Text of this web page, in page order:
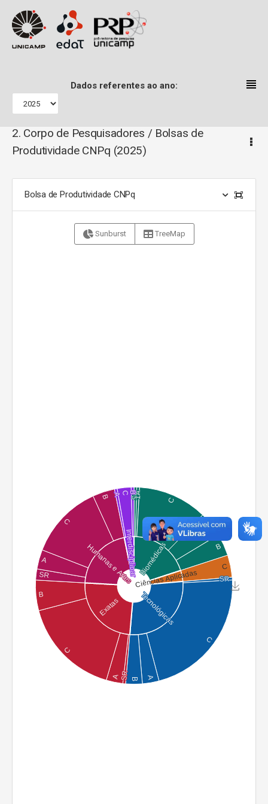
Dados referentes ao ano:
2. Corpo de Pesquisadores / Bolsas de Produtividade CNPq
2. Corpo de Pesquisadores / Bolsas de
Produtividade CNPq (2025)
Bolsa de Produtividade CNPq
Sunburst TreeMap